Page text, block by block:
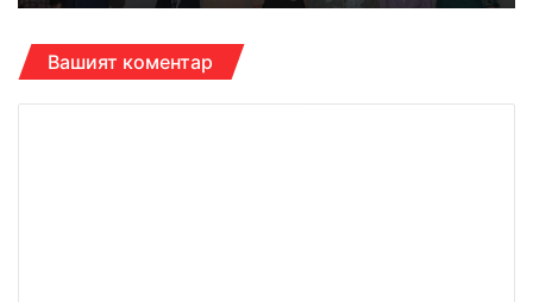
Вашият коментар